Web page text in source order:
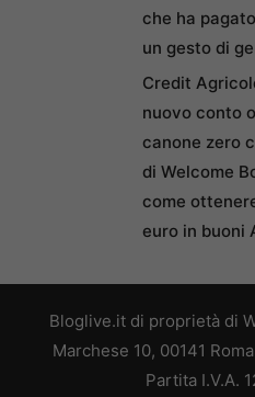
che ha
un gesto di
Credit
nuovo conto
canone zero
di Welcome
come
euro in buoni
Bloglive.it di proprietà di
Marchese 10, 00141
Partita I.V.A.